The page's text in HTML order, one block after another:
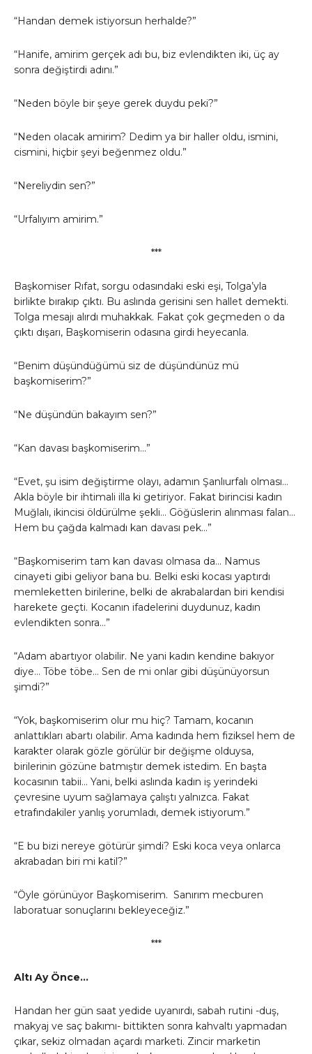
“Handan demek istiyorsun herhalde?”
“Hanife, amirim gerçek adı bu, biz evlendikten iki, üç ay
sonra değiştirdi adını.”
“Neden böyle bir şeye gerek duydu peki?”
“Neden olacak amirim? Dedim ya bir haller oldu, ismini,
cismini, hiçbir şeyi beğenmez oldu.”
“Nereliydin sen?”
“Urfalıyım amirim.”
***
Başkomiser Rıfat, sorgu odasındaki eski eşi, Tolga’yla
birlikte bırakıp çıktı. Bu aslında gerisini sen hallet demekti.
Tolga mesajı alırdı muhakkak. Fakat çok geçmeden o da
çıktı dışarı, Başkomiserin odasına girdi heyecanla.
“Benim düşündüğümü siz de düşündünüz mü
başkomiserim?”
“Ne düşündün bakayım sen?”
“Kan davası başkomiserim…”
“Evet, şu isim değiştirme olayı, adamın Şanlıurfalı olması…
Akla böyle bir ihtimali illa ki getiriyor. Fakat birincisi kadın
Muğlalı, ikincisi öldürülme şekli… Göğüslerin alınması falan…
Hem bu çağda kalmadı kan davası pek…”
“Başkomiserim tam kan davası olmasa da… Namus
cinayeti gibi geliyor bana bu. Belki eski kocası yaptırdı
memleketten birilerine, belki de akrabalardan biri kendisi
harekete geçti. Kocanın ifadelerini duydunuz, kadın
evlendikten sonra…”
“Adam abartıyor olabilir. Ne yani kadın kendine bakıyor
diye… Töbe töbe… Sen de mi onlar gibi düşünüyorsun
şimdi?”
“Yok, başkomiserim olur mu hiç? Tamam, kocanın
anlattıkları abartı olabilir. Ama kadında hem fiziksel hem de
karakter olarak gözle görülür bir değişme olduysa,
birilerinin gözüne batmıştır demek istedim. En başta
kocasının tabii… Yani, belki aslında kadın iş yerindeki
çevresine uyum sağlamaya çalıştı yalnızca. Fakat
etrafındakiler yanlış yorumladı, demek istiyorum.”
“E bu bizi nereye götürür şimdi? Eski koca veya onlarca
akrabadan biri mi katil?”
“Öyle görünüyor Başkomiserim. Sanırım mecburen
laboratuar sonuçlarını bekleyeceğiz.”
***
Altı Ay Önce…
Handan her gün saat yedide uyanırdı, sabah rutini -duş,
makyaj ve saç bakımı- bittikten sonra kahvaltı yapmadan
çıkar, sekiz olmadan açardı marketi. Zincir marketin